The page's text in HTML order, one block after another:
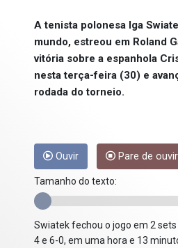
A tenista polonesa Iga
mundo, estreou em Roland
vitória sobre a espanhola
nesta terça-feira (30) e
rodada do torneio.
Ouvir Pare de ouvir
Tamanho do texto:
Swiatek fechou o jogo em 2
4 e 6-0, em uma hora e 13